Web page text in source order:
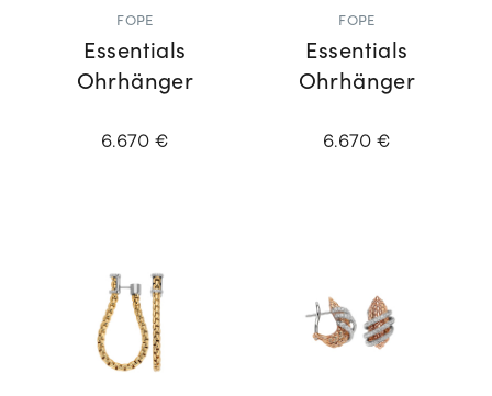
FOPE
Essentials
Ohrhänger
6.670 €
FOPE
Essentials
Ohrhänger
6.670 €